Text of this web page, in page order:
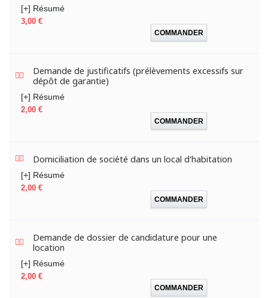
[+] Résumé
Prix
3,00 €
COMMANDER
Demande de justificatifs (prélèvements excessifs sur
dépôt de garantie)
[+] Résumé
Prix
2,00 €
COMMANDER
Domiciliation de société dans un local d'habitation
[+] Résumé
Prix
2,00 €
COMMANDER
Demande de dossier de candidature pour une
location
[+] Résumé
Prix
2,00 €
COMMANDER